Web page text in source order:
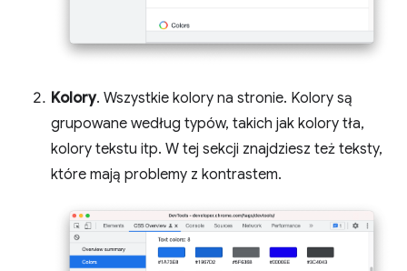
Kolory. Wszystkie kolory na stronie. Kolory są
grupowane według typów, takich jak kolory tła,
kolory tekstu itp. W tej sekcji znajdziesz też teksty,
które mają problemy z kontrastem.